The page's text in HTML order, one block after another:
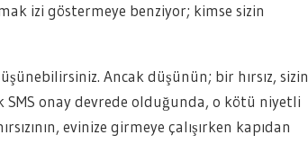
izi göstermeye benziyor; kimse sizin
Ancak düşünün; bir hırsız, sizin
onay devrede olduğunda, o kötü niyetli
evinize girmeye çalışırken kapıdan